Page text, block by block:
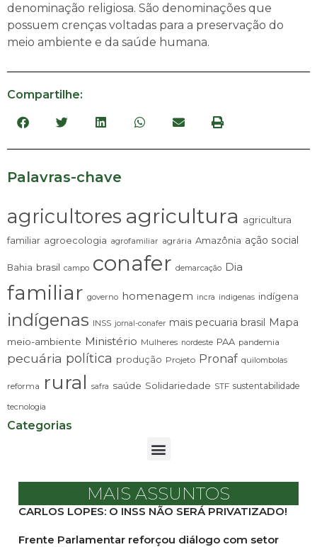
denominação religiosa. São denominações que
possuem crenças voltadas para a preservação do
meio ambiente e da saúde humana.
Compartilhe:
Palavras-chave
agricultores agricultura agricultura
familiar agroecologia agrofamiliar agrária Amazônia ação social
Bahia brasil campo conafer demarcação Dia
familiar governo homenagem incra indigenas indígena
indígenas INSS jornal-conafer mais pecuaria brasil Mapa
meio-ambiente Ministério Mulheres nordeste PAA pandemia
pecuária política produção Projeto Pronaf quilombolas
reforma rural safra saúde Solidariedade STF sustentabilidade
tecnologia
Categorias
MAIS ASSUNTOS
CARLOS LOPES: O INSS NÃO SERÁ PRIVATIZADO!
Frente Parlamentar reforçou diálogo com setor